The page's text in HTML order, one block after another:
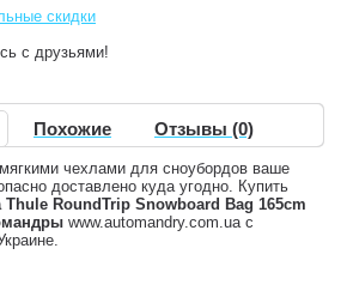
скидки
с друзьями!
Похожие Отзывы (0)
чехлами для сноубордов ваше
доставлено куда угодно. Купить
RoundTrip Snowboard Bag 165cm
www.automandry.com.ua с